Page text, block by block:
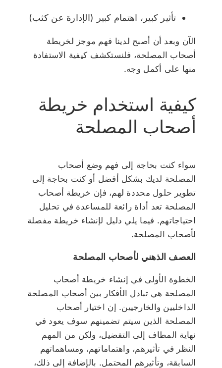
تأثير كبير، اهتمام كبير (الإدارة عن كثب)
الآن وبعد أن أصبح لدينا فهم موجز لخريطة
أصحاب المصلحة، فلنستكشف كيفية الاستفادة
منها على أكمل وجه.
كيفية استخدام خريطة
أصحاب المصلحة
سواء كنت بحاجة إلى فهم وضع أصحاب
المصلحة لديك بشكل أفضل أو كنت بحاجة إلى
تطوير حلول محددة لهم، فإن خريطة أصحاب
المصلحة تعد أداة رائعة للمساعدة في تحليل
احتياجاتهم. فيما يلي دليل لإنشاء خريطة مفصلة
لأصحاب المصلحة.
العصف الذهني لأصحاب المصلحة
الخطوة الأولى في إنشاء خريطة أصحاب
المصلحة هي تبادل الأفكار بين أصحاب المصلحة
الداخليين والخارجيين. إن اختيار أصحاب
المصلحة الذين سيتم تضمينهم سوف يعود في
نهاية المطاف إلى التفضيل، ولكن من المهم
النظر في تأثيرهم، واهتماماتهم، ومساهماتهم
السابقة، وتأثيرهم المحتمل. بالإضافة إلى ذلك،